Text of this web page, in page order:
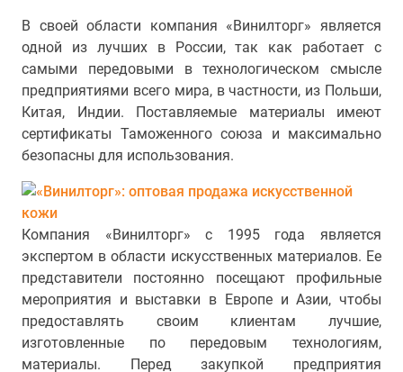
В своей области компания «Винилторг» является
одной из лучших в России, так как работает с
самыми передовыми в технологическом смысле
предприятиями всего мира, в частности, из Польши,
Китая, Индии. Поставляемые материалы имеют
сертификаты Таможенного союза и максимально
безопасны для использования.
Компания «Винилторг» с 1995 года является
экспертом в области искусственных материалов. Ее
представители постоянно посещают профильные
мероприятия и выставки в Европе и Азии, чтобы
предоставлять своим клиентам лучшие,
изготовленные по передовым технологиям,
материалы. Перед закупкой предприятия